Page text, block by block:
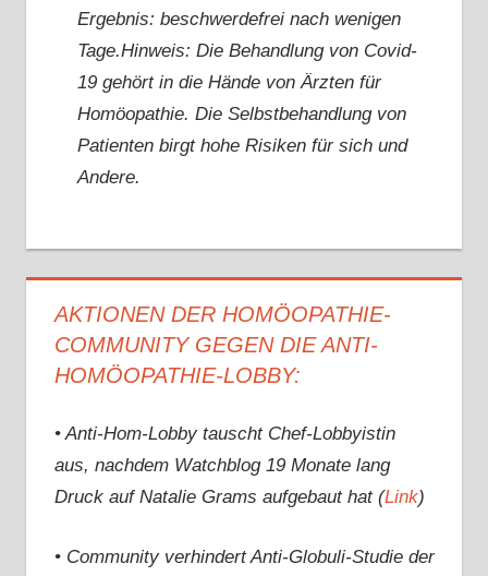
Ergebnis: beschwerdefrei nach wenigen
Tage.Hinweis: Die Behandlung von Covid-
19 gehört in die Hände von Ärzten für
Homöopathie. Die Selbstbehandlung von
Patienten birgt hohe Risiken für sich und
Andere.
AKTIONEN DER HOMÖOPATHIE-
COMMUNITY GEGEN DIE ANTI-
HOMÖOPATHIE-LOBBY:
• Anti-Hom-Lobby tauscht Chef-Lobbyistin
aus, nachdem Watchblog 19 Monate lang
Druck auf Natalie Grams aufgebaut hat (Link)
• Community verhindert Anti-Globuli-Studie der